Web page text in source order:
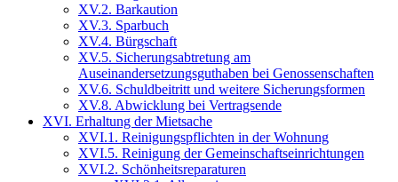
XV.2. Barkaution
XV.3. Sparbuch
XV.4. Bürgschaft
XV.5. Sicherungsabtretung am
Auseinandersetzungsguthaben bei Genossenschaften
XV.6. Schuldbeitritt und weitere Sicherungsformen
XV.8. Abwicklung bei Vertragsende
XVI. Erhaltung der Mietsache
XVI.1. Reinigungspflichten in der Wohnung
XVI.5. Reinigung der Gemeinschaftseinrichtungen
XVI.2. Schönheitsreparaturen